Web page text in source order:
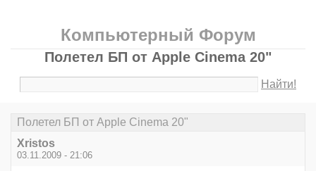
Компьютерный Форум
Полетел БП от Apple Cinema 20"
Найти!
Полетел БП от Apple Cinema 20"
Xristos
03.11.2009 - 21:06